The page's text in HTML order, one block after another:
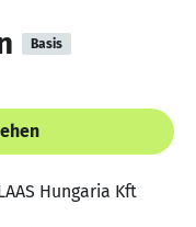
Basis
Hungaria Kft